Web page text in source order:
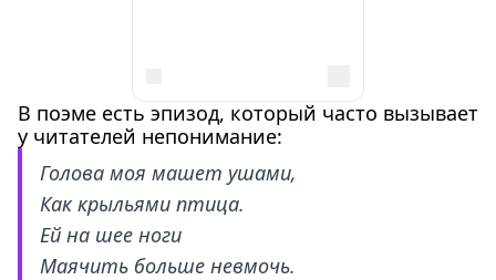
В поэме есть эпизод, который часто вызывает
у читателей непонимание:
Голова моя машет ушами,
Как крыльями птица.
Ей на шее ноги
Маячить больше невмочь.